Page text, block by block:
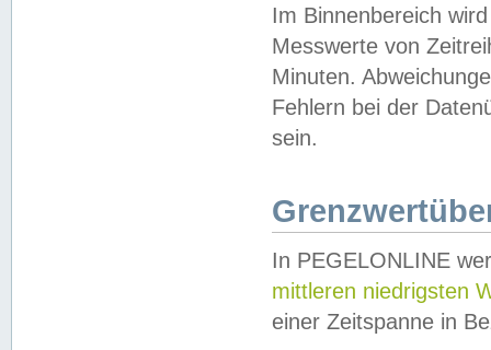
Im Binnenbereich
Messwerte von
Minuten.
Fehlern bei der
sein.
In PEGELONLINE
mittleren niedrigsten
einer Zeitspanne in